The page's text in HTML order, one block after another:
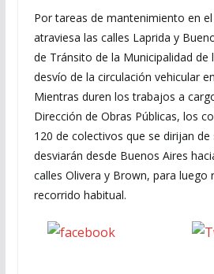
Por tareas de mantenimiento en
atraviesa las calles Laprida y
de Tránsito de la Municipalidad de
desvío de la circulación vehicular
Mientras duren los trabajos a
Dirección de Obras Públicas, los
120 de colectivos que se dirijan
desviarán desde Buenos Aires
calles Olivera y Brown, para luego
recorrido habitual.